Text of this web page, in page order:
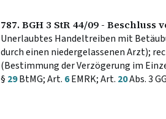
787. BGH 3 StR 44/09 - Beschluss
Unerlaubtes Handeltreiben mit
durch einen niedergelassenen Arzt);
(Bestimmung der Verzögerung im
§ 29BtMG; Art. 6EMRK; Art. 20Abs. 3 GG